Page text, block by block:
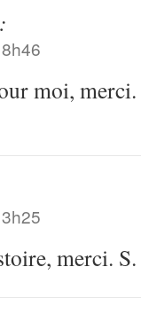
moi, merci.
merci. S.